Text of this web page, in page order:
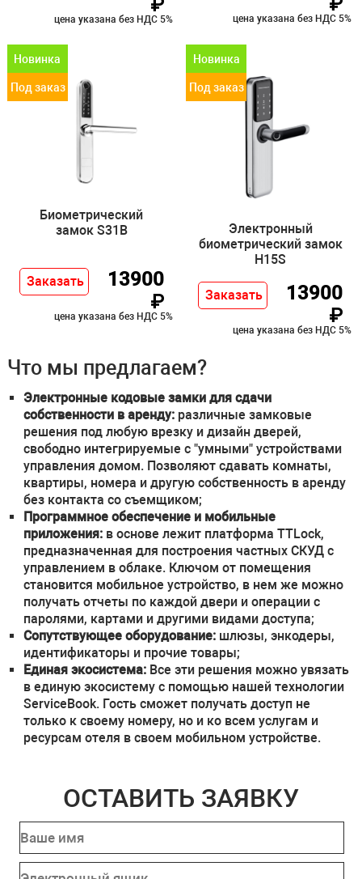
₽
цена указана без НДС 5% цена указана без НДС 5%
Биометрический
замок S31B
Заказать
13900
₽
Новинка
Под заказ
цена указана без НДС 5%
Электронный
биометрический замок
H15S
Заказать
13900
₽
Новинка
Под заказ
цена указана без НДС 5%
Что мы предлагаем?
Электронные кодовые замки для сдачи
собственности в аренду:различные замковые
решения под любую врезку и дизайн дверей,
свободно интегрируемые с "умными" устройствами
управления домом. Позволяют сдавать комнаты,
квартиры, номера и другую собственность в аренду
без контакта со съемщиком;
Программное обеспечение и мобильные
приложения:в основе лежит платформа TTLock,
предназначенная для построения частных СКУД с
управлением в облаке. Ключом от помещения
становится мобильное устройство, в нем же можно
получать отчеты по каждой двери и операции с
паролями, картами и другими видами доступа;
Сопутствующее оборудование:шлюзы, энкодеры,
идентификаторы и прочие товары;
Единая экосистема:Все эти решения можно увязать
в единую экосистему с помощью нашей технологии
ServiceBook. Гость сможет получать доступ не
только к своему номеру, но и ко всем услугам и
ресурсам отеля в своем мобильном устройстве.
ОСТАВИТЬ ЗАЯВКУ